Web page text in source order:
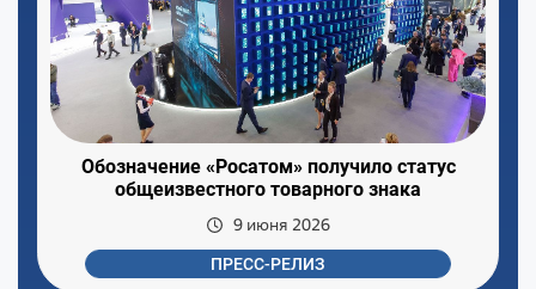
Обозначение «Росатом» получило статус
общеизвестного товарного знака
9 июня 2026
ПРЕСС-РЕЛИЗ